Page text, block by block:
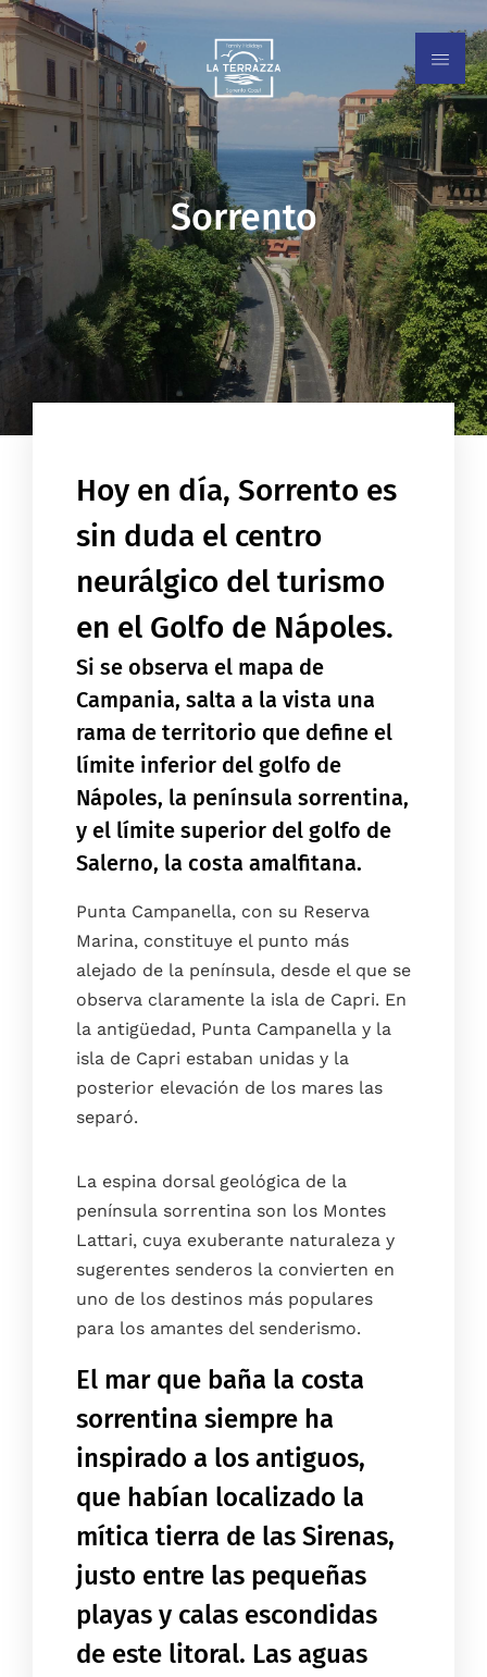
Sorrento
Hoy en día, Sorrento es
sin duda el centro
neurálgico del turismo
en el Golfo de Nápoles.
Si se observa el mapa de
Campania, salta a la vista una
rama de territorio que define el
límite inferior del golfo de
Nápoles, la península sorrentina,
y el límite superior del golfo de
Salerno, la costa amalfitana.
Punta Campanella, con su Reserva
Marina, constituye el punto más
alejado de la península, desde el que se
observa claramente la isla de Capri. En
la antigüedad, Punta Campanella y la
isla de Capri estaban unidas y la
posterior elevación de los mares las
separó.
La espina dorsal geológica de la
península sorrentina son los Montes
Lattari, cuya exuberante naturaleza y
sugerentes senderos la convierten en
uno de los destinos más populares
para los amantes del senderismo.
El mar que baña la costa
sorrentina siempre ha
inspirado a los antiguos,
que habían localizado la
mítica tierra de las Sirenas,
justo entre las pequeñas
playas y calas escondidas
de este litoral. Las aguas
EN IT ES